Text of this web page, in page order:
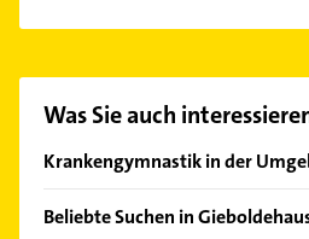
auswählen. Hier finden Sie alle
Was Sie auch
Krankengymnastik in der
Hattorf am Harz
Beliebte Suchen in